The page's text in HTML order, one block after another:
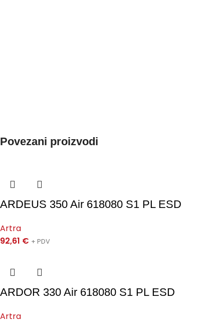
Povezani proizvodi
ARDEUS 350 Air 618080 S1 PL ESD
Artra
92,61 € + PDV
ARDOR 330 Air 618080 S1 PL ESD
Artra